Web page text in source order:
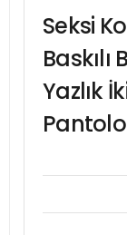
Seksi
Yazlık